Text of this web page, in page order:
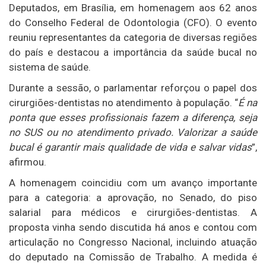
Deputados, em Brasília, em homenagem aos 62 anos
do Conselho Federal de Odontologia (CFO). O evento
reuniu representantes da categoria de diversas regiões
do país e destacou a importância da saúde bucal no
sistema de saúde.
Durante a sessão, o parlamentar reforçou o papel dos
cirurgiões-dentistas no atendimento à população. “É na
ponta que esses profissionais fazem a diferença, seja
no SUS ou no atendimento privado. Valorizar a saúde
bucal é garantir mais qualidade de vida e salvar vidas”,
afirmou.
A homenagem coincidiu com um avanço importante
para a categoria: a aprovação, no Senado, do piso
salarial para médicos e cirurgiões-dentistas. A
proposta vinha sendo discutida há anos e contou com
articulação no Congresso Nacional, incluindo atuação
do deputado na Comissão de Trabalho. A medida é